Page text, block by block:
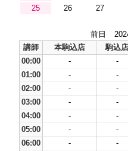
25
26 27
前日
講師
本駒込店 駒込店
00:00
- -
01:00
- -
02:00
- -
03:00
- -
04:00
- -
05:00
- -
06:00
- -